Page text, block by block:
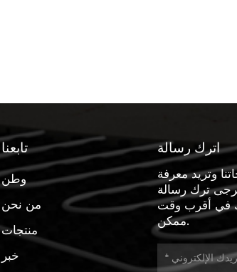
تابعنا
وطن
من نحن
منتجات
خبر
اترك رسالة
وتريد معرفة
ترك رسالة
في أقرب وقت
ممكن.